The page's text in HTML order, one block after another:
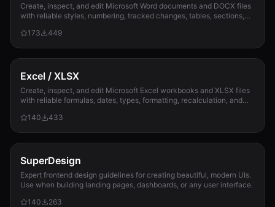
Create, inspect, and edit Microsoft Word documents and DOCX files
with reliable styles, numbering, tracked changes, tables, sections,
173
449
Excel / XLSX
Create, inspect, and edit Microsoft Excel workbooks and XLSX files
with reliable formulas, dates, types, formatting, recalculation, and
140
433
SuperDesign
Expert frontend design guidelines for creating beautiful, modern UIs.
Use when building landing pages, dashboards, or any user interface.
140
263